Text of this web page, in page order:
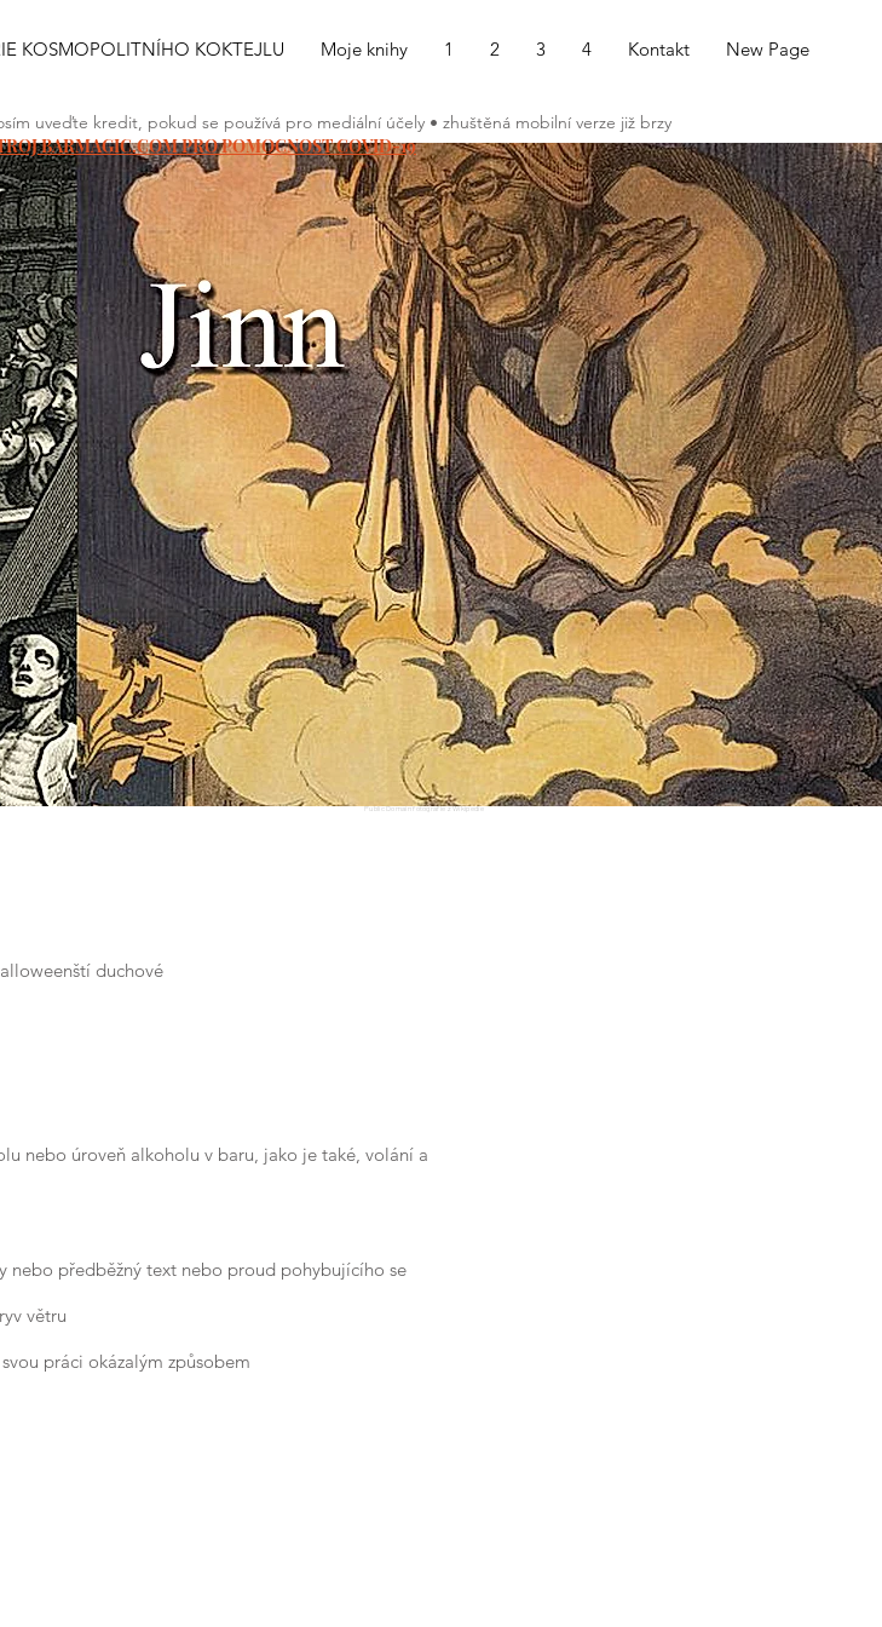
KOSMOPOLITNÍHO KOKTEJLU Moje knihy 1 2 3 4 Kontakt New Page
uveďte kredit, pokud se používá pro mediální účely • zhuštěná mobilní verze již brzy
BARMAGIC.COM PRO POMOCNOST COVID-19
Public Domain fotografie z Wikipedie
duchové
nebo úroveň alkoholu v baru, jako je také, volání a
nebo předběžný text nebo proud pohybujícího se
větru
práci okázalým způsobem